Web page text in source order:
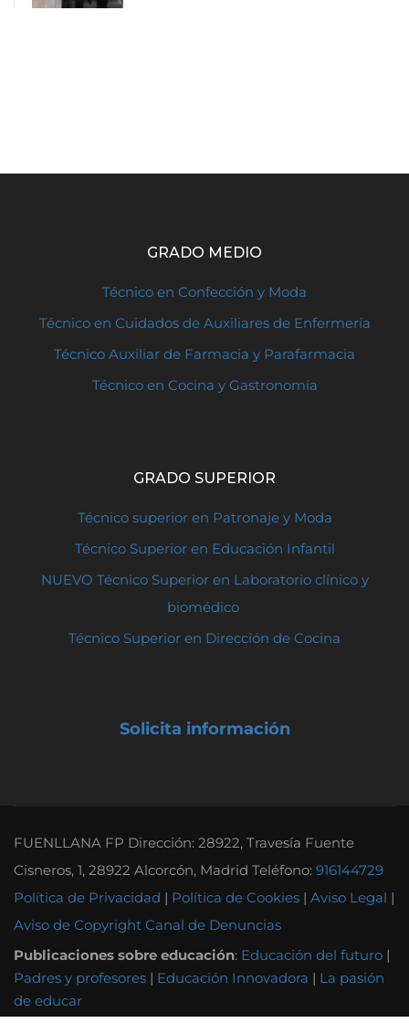
GRADO MEDIO
Técnico en Confección y Moda
Técnico en Cuidados de Auxiliares de Enfermería
Técnico Auxiliar de Farmacia y Parafarmacia
Técnico en Cocina y Gastronomía
GRADO SUPERIOR
Técnico superior en Patronaje y Moda
Técnico Superior en Educación Infantil
NUEVO Técnico Superior en Laboratorio clínico y
biomédico
Técnico Superior en Dirección de Cocina
Solicita información
FUENLLANA FP Dirección: 28922, Travesía Fuente
Cisneros, 1, 28922 Alcorcón, Madrid Teléfono: 916144729
Política de Privacidad | Política de Cookies | Aviso Legal |
Aviso de Copyright Canal de Denuncias
Publicaciones sobre educación: Educación del futuro |
Padres y profesores | Educación Innovadora | La pasión
de educar